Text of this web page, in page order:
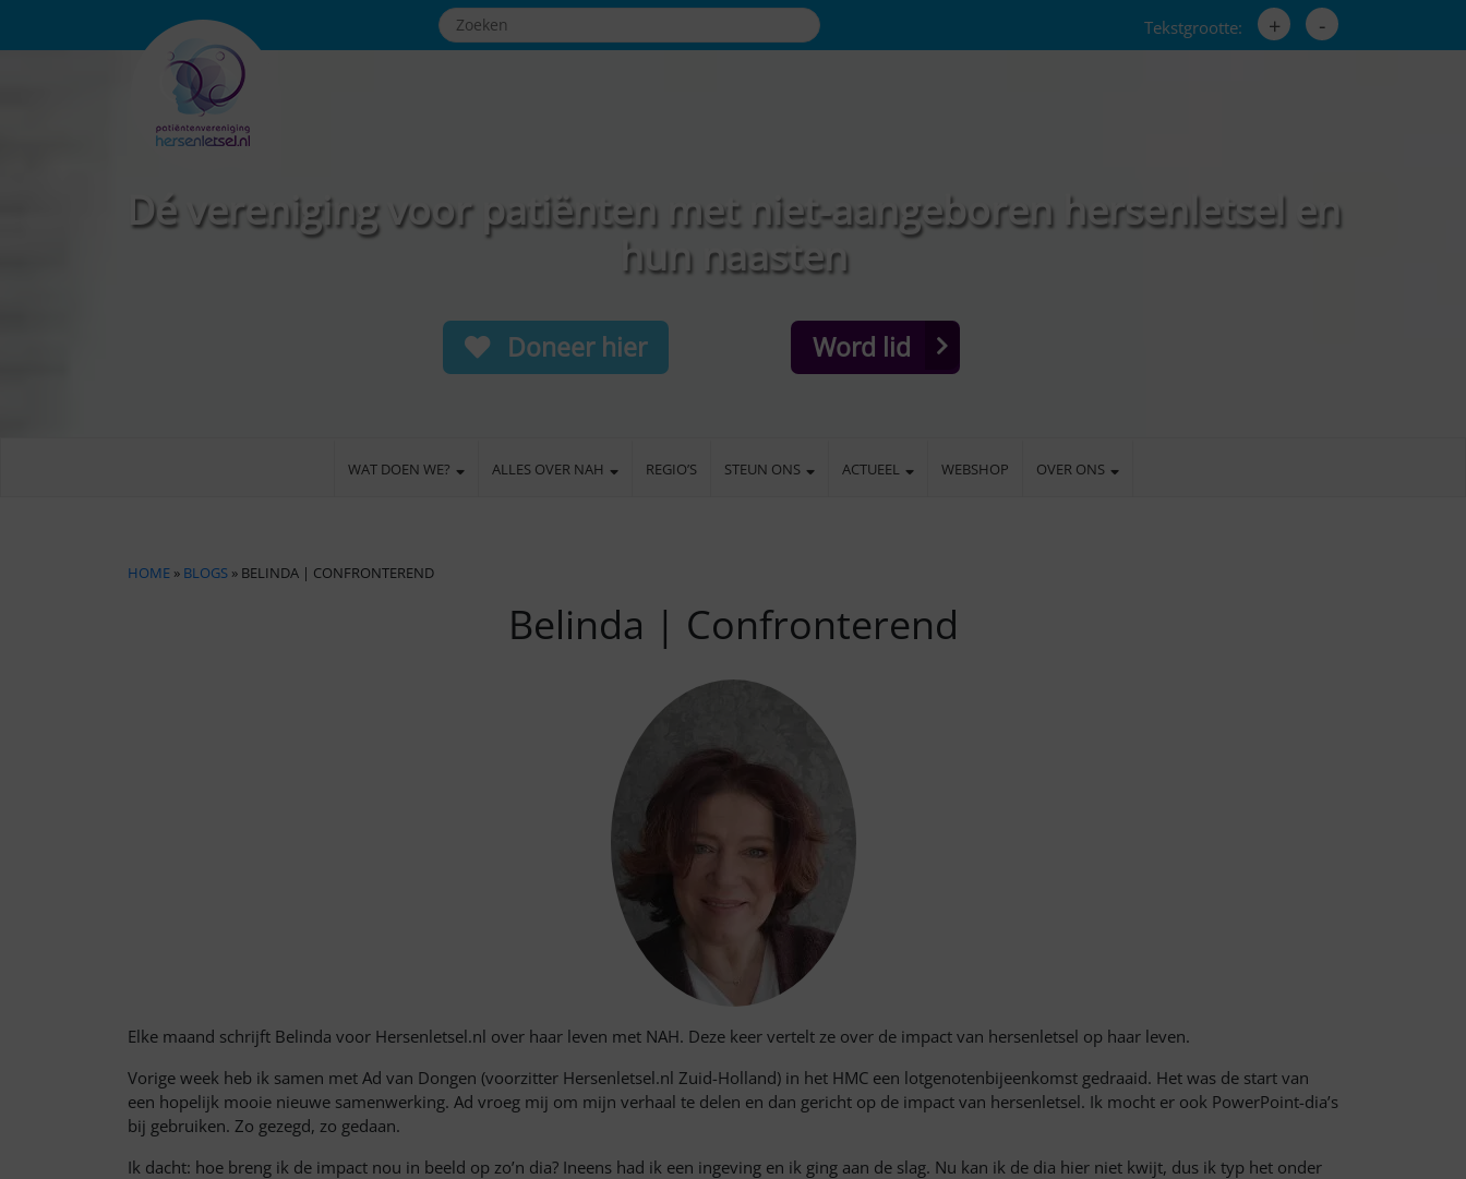
Tekstgrootte: + -
Dé vereniging voor patiënten met niet-aangeboren hersenletsel en
hun naasten
Doneer hier Word lid
WAT DOEN WE? ALLES OVER NAH REGIO’S STEUN ONS ACTUEEL WEBSHOP OVER ONS
HOME » BLOGS » BELINDA | CONFRONTEREND
Belinda | Confronterend
Elke maand schrijft Belinda voor Hersenletsel.nl over haar leven met NAH. Deze keer vertelt ze over de impact van hersenletsel op haar leven.
Vorige week heb ik samen met Ad van Dongen (voorzitter Hersenletsel.nl Zuid-Holland) in het HMC een lotgenotenbijeenkomst gedraaid. Het was de start van
een hopelijk mooie nieuwe samenwerking. Ad vroeg mij om mijn verhaal te delen en dan gericht op de impact van hersenletsel. Ik mocht er ook PowerPoint-dia’s
bij gebruiken. Zo gezegd, zo gedaan.
Ik dacht: hoe breng ik de impact nou in beeld op zo’n dia? Ineens had ik een ingeving en ik ging aan de slag. Nu kan ik de dia hier niet kwijt, dus ik typ het onder